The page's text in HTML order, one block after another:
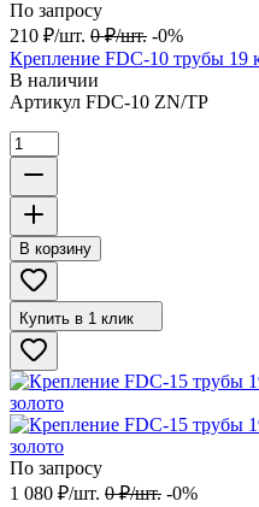
По запросу
210 ₽/шт. 0 ₽/шт. -0%
Крепление FDC-10 трубы 19
В наличии
Артикул FDC-10 ZN/TP
В корзину
Купить в 1 клик
По запросу
1 080 ₽/шт. 0 ₽/шт. -0%